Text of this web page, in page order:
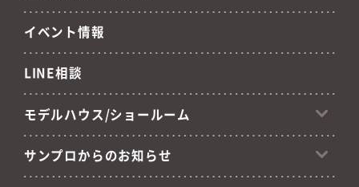
イベント情報
LINE相談
モデルハウス/ショールーム
サンプロからのお知らせ